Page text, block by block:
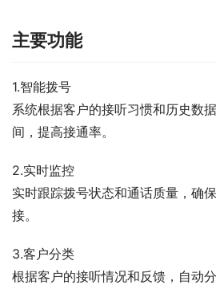
主要功能
1.智能拨号
系统根据客户的接听习惯和历史数
间，提高接通率。
2.实时监控
实时跟踪拨号状态和通话质量，确
接。
3.客户分类
根据客户的接听情况和反馈，自动